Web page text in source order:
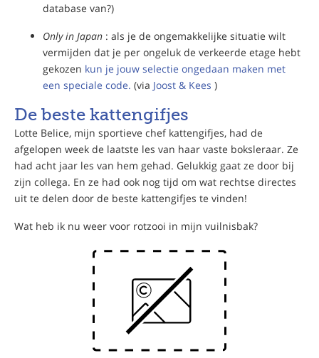
database van?)
Only in Japan : als je de ongemakkelijke situatie wilt
vermijden dat je per ongeluk de verkeerde etage hebt
gekozen kun je jouw selectie ongedaan maken met
een speciale code. (via Joost & Kees )
De beste kattengifjes
Lotte Belice, mijn sportieve chef kattengifjes, had de
afgelopen week de laatste les van haar vaste boksleraar. Ze
had acht jaar les van hem gehad. Gelukkig gaat ze door bij
zijn collega. En ze had ook nog tijd om wat rechtse directes
uit te delen door de beste kattengifjes te vinden!
Wat heb ik nu weer voor rotzooi in mijn vuilnisbak?